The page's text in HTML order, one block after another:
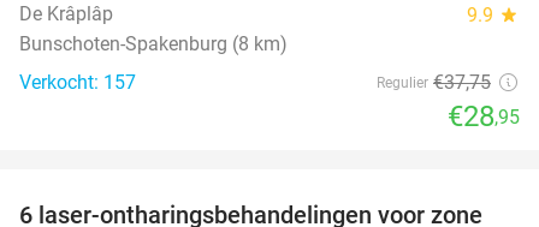
De Krâplâp 9.9 star
Bunschoten-Spakenburg (8 km)
Verkocht: 157
Regulier €37,75
€28,95
6 laser-ontharingsbehandelingen voor zone